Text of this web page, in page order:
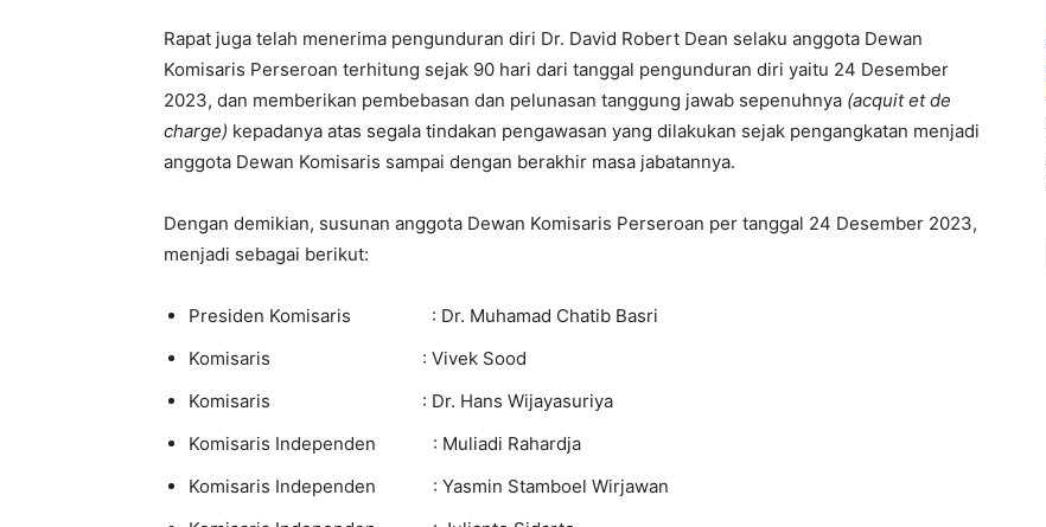
Rapat juga telah menerima pengunduran diri Dr. David Robert Dean selaku anggota Dewan
Komisaris Perseroan terhitung sejak 90 hari dari tanggal pengunduran diri yaitu 24 Desember
2023, dan memberikan pembebasan dan pelunasan tanggung jawab sepenuhnya (acquit et de
charge) kepadanya atas segala tindakan pengawasan yang dilakukan sejak pengangkatan menjadi
anggota Dewan Komisaris sampai dengan berakhir masa jabatannya.
Dengan demikian, susunan anggota Dewan Komisaris Perseroan per tanggal 24 Desember 2023,
menjadi sebagai berikut:
Presiden Komisaris : Dr. Muhamad Chatib Basri
Komisaris : Vivek Sood
Komisaris : Dr. Hans Wijayasuriya
Komisaris Independen : Muliadi Rahardja
Komisaris Independen : Yasmin Stamboel Wirjawan